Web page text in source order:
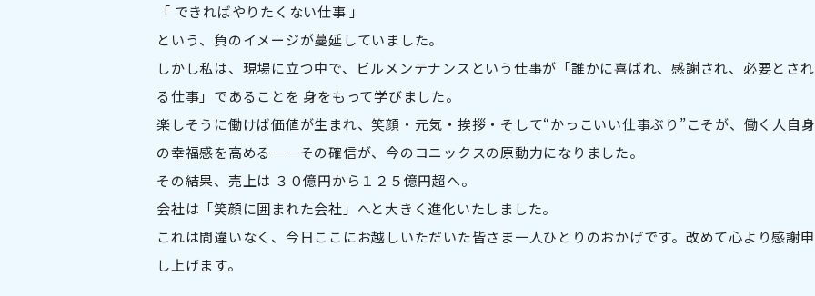
「 できればやりたくない仕事 」
という、負のイメージが蔓延していました。
しかし私は、現場に立つ中で、ビルメンテナンスという仕事が「誰かに喜ばれ、感謝され、必要とされ
る仕事」であることを 身をもって学びました。
楽しそうに働けば価値が生まれ、笑顔・元気・挨拶・そして“かっこいい仕事ぶり”こそが、働く人自身
の幸福感を高める──その確信が、今のコニックスの原動力になりました。
その結果、売上は ３０億円から１２５億円超へ。
会社は「笑顔に囲まれた会社」へと大きく進化いたしました。
これは間違いなく、今日ここにお越しいただいた皆さま一人ひとりのおかげです。改めて心より感謝申
し上げます。